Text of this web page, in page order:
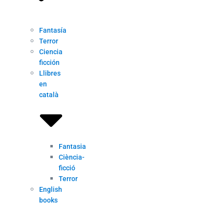
Fantasía
Terror
Ciencia
ficción
Llibres
en
català
Fantasia
Ciència-
ficció
Terror
English
books